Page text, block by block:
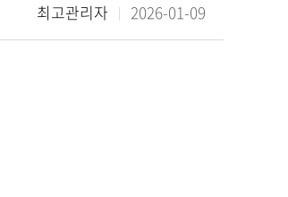
최고관리자 2026-01-09